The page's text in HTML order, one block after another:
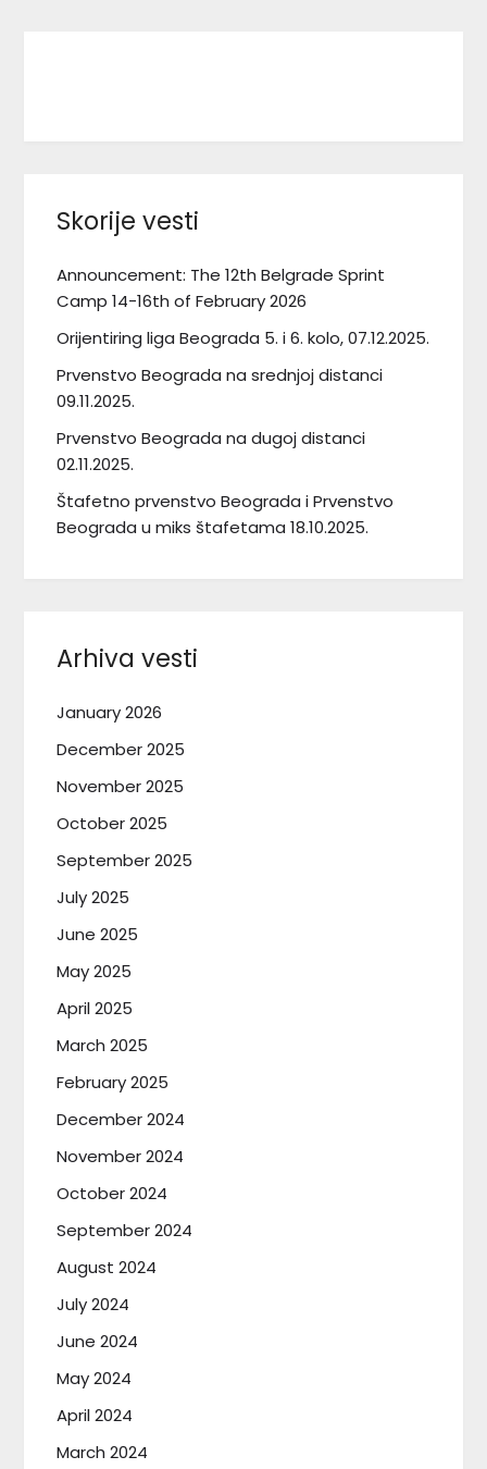
Skorije vesti
Announcement: The 12th Belgrade Sprint
Camp 14-16th of February 2026
Orijentiring liga Beograda 5. i 6. kolo, 07.12.2025.
Prvenstvo Beograda na srednjoj distanci
09.11.2025.
Prvenstvo Beograda na dugoj distanci
02.11.2025.
Štafetno prvenstvo Beograda i Prvenstvo
Beograda u miks štafetama 18.10.2025.
Arhiva vesti
January 2026
December 2025
November 2025
October 2025
September 2025
July 2025
June 2025
May 2025
April 2025
March 2025
February 2025
December 2024
November 2024
October 2024
September 2024
August 2024
July 2024
June 2024
May 2024
April 2024
March 2024